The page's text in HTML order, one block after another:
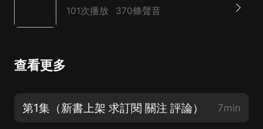
101次播放 370條聲音
查看更多
第1集（新書上架 求訂閱 關注 評論） 7min